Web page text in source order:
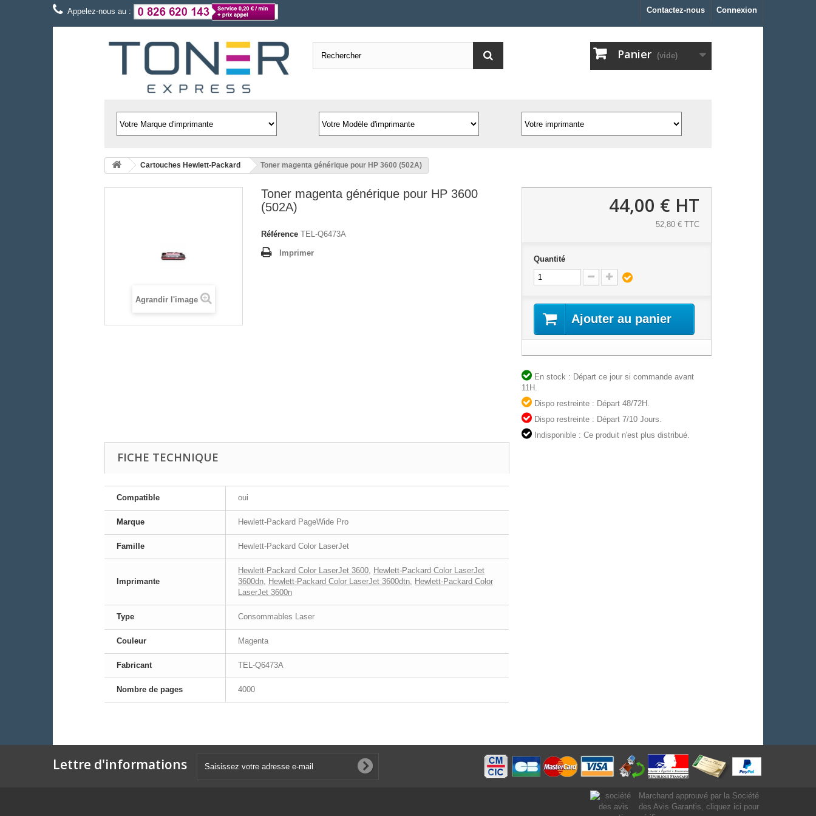
Connexion
Contactez-nous
Appelez-nous au :
Panier (vide)
Cartouches Hewlett-Packard Toner magenta générique pour HP 3600 (502A)
Agrandir l'image
Toner magenta générique pour HP 3600
(502A)
Référence TEL-Q6473A
Imprimer
44,00 € HT
52,80 € TTC
Quantité
Ajouter au panier
En stock : Départ ce jour si commande avant
11H.
Dispo restreinte : Départ 48/72H.
Dispo restreinte : Départ 7/10 Jours.
Indisponible : Ce produit n'est plus distribué.
FICHE TECHNIQUE
Compatible oui
Marque Hewlett-Packard PageWide Pro
Famille Hewlett-Packard Color LaserJet
Imprimante
Hewlett-Packard Color LaserJet 3600, Hewlett-Packard Color LaserJet
3600dn, Hewlett-Packard Color LaserJet 3600dtn, Hewlett-Packard Color
LaserJet 3600n
Type Consommables Laser
Couleur Magenta
Fabricant TEL-Q6473A
Nombre de pages 4000
Lettre d'informations
Marchand approuvé par la Société
des Avis Garantis, cliquez ici pour